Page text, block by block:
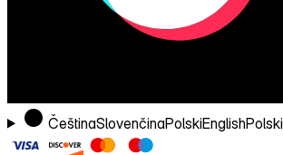
ČeštinaSlovenčinaPolskiEnglishPolski